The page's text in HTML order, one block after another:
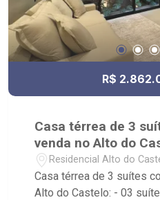
R$
Casa térrea de 3
venda no Alto do
Residencial Alto do
Casa térrea de 3 suítes
Alto do Castelo: - 03